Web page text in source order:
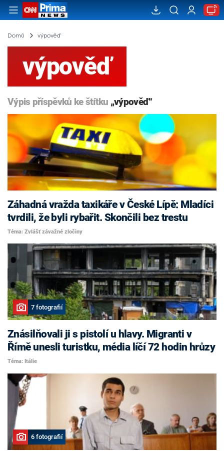
Domů výpověď
výpověď
Výpis příspěvků ke štítku „výpověď“
Záhadná vražda taxikáře v České Lípě: Mladíci
tvrdili, že byli rybařit. Skončili bez trestu
Téma: Zvlášť závažné zločiny
7 fotografií
Znásilňovali ji s pistolí u hlavy. Migranti v
Římě unesli turistku, média líčí 72 hodin hrůzy
Téma: Itálie
6 fotografií